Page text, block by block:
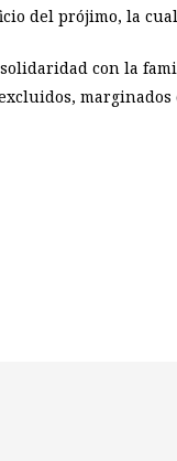
del prójimo, la
con la